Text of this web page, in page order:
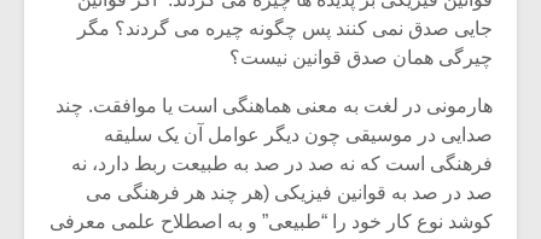
جایی صدق نمی کنند پس چگونه چیره می گردند؟ مگر
چیرگی همان صدق قوانین نیست؟
هارمونی در لغت به معنی هماهنگی است یا موافقت. چند
صدایی در موسیقی چون دیگر عوامل آن یک سلیقه
فرهنگی است که نه صد در صد به طبیعت ربط دارد، نه
صد در صد به قوانین فیزیکی (هر چند هر فرهنگی می
کوشد نوع کار خود را “طبیعی” و به اصطلاح علمی معرفی